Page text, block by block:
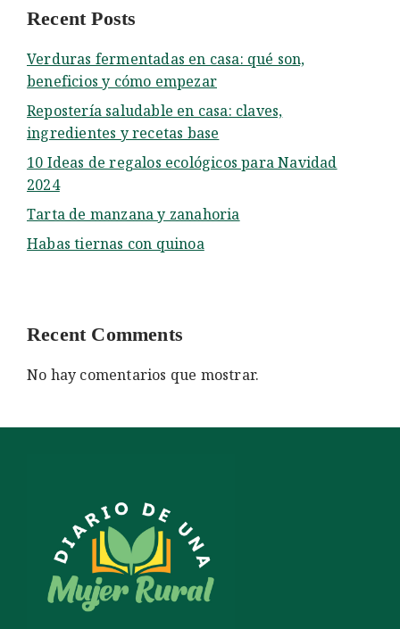
Recent Posts
Verduras fermentadas en casa: qué son,
beneficios y cómo empezar
Repostería saludable en casa: claves,
ingredientes y recetas base
10 Ideas de regalos ecológicos para Navidad
2024
Tarta de manzana y zanahoria
Habas tiernas con quinoa
Recent Comments
No hay comentarios que mostrar.